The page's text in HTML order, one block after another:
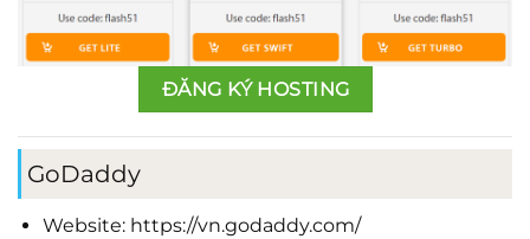
ĐĂNG KÝ HOSTING
GoDaddy
Website: https://vn.godaddy.com/